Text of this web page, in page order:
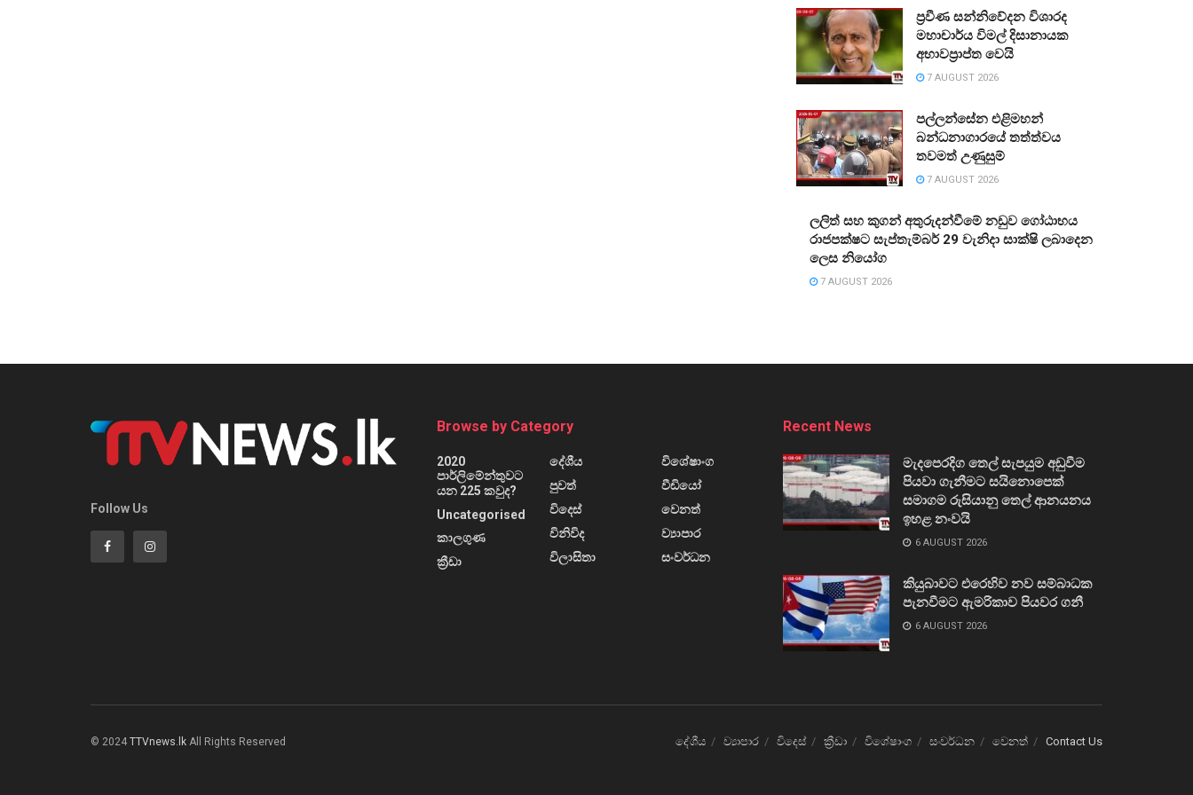
ප්‍රවීණ සන්නිවේදන විශාරද
මහාචාර්ය විමල් දිසානායක
අභාවප්‍රාප්ත වෙයි
7 AUGUST 2026
පල්ලන්සේන එළිමහන්
බන්ධනාගාරයේ තත්ත්වය
තවමත් උණුසුම්
7 AUGUST 2026
ලලිත් සහ කුගන් අතුරුදන්වීමේ නඩුව ගෝඨාභය
රාජපක්ෂට සැප්තැම්බර් 29 වැනිදා සාක්ෂි ලබාදෙන
ලෙස නියෝග
7 AUGUST 2026
Follow Us
Browse by Category
2020
පාර්ලිමේන්තුවට
යන 225 කවුද?
Uncategorised
කාලගුණ
ක්‍රීඩා
දේශීය
පුවත්
විදෙස්
විනිවිද
විලාසිතා
විශේෂාංග
වීඩියෝ
වෙනත්
ව්‍යාපාර
සංවර්ධන
Recent News
මැදපෙරදිග තෙල් සැපයුම අඩුවීම
පියවා ගැනීමට සයිනොපෙක්
සමාගම රුසියානු තෙල් ආනයනය
ඉහළ නංවයි
6 AUGUST 2026
කියුබාවට එරෙහිව නව සම්බාධක
පැනවීමට ඇමරිකාව පියවර ගනී
6 AUGUST 2026
දේශීය ව්‍යාපාර විදෙස් ක්‍රීඩා විශේෂාංග සංවර්ධන වෙනත් Contact Us
© 2024 TTVnews.lk All Rights Reserved